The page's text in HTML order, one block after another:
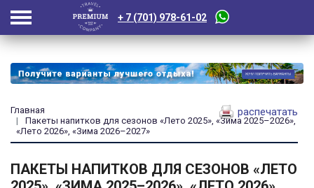
+ 7 (701) 978-61-02
Главная
Пакеты напитков для сезонов «Лето 2025», «Зима 2025–2026»,
«Лето 2026», «Зима 2026–2027»
распечатать
ПАКЕТЫ НАПИТКОВ ДЛЯ СЕЗОНОВ «ЛЕТО